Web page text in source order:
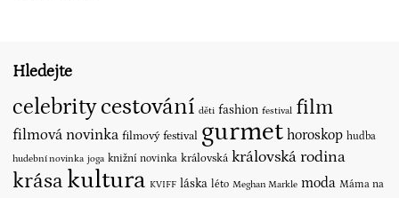
Hledejte
celebritycestování děti fashion festival film
filmová novinka filmový festival gurmet horoskop hudba
hudební novinka joga knižní novinka královská královská rodina
krása kultura KVIFF láska léto Meghan Markle moda Máma na